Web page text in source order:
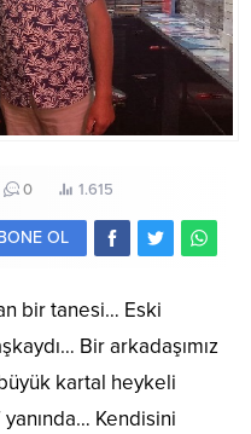
0 1.615
OL
bir tanesi… Eski
Bir arkadaşımız
kartal heykeli
Kendisini